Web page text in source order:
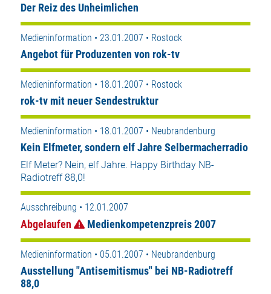
Der Reiz des Unheimlichen
Medieninformation • 23.01.2007 • Rostock
Angebot für Produzenten von rok-tv
Medieninformation • 18.01.2007 • Rostock
rok-tv mit neuer Sendestruktur
Medieninformation • 18.01.2007 • Neubrandenburg
Kein Elfmeter, sondern elf Jahre Selbermacherradio
Elf Meter? Nein, elf Jahre. Happy Birthday NB-
Radiotreff 88,0!
Ausschreibung • 12.01.2007
Abgelaufen Medienkompetenzpreis 2007
Medieninformation • 05.01.2007 • Neubrandenburg
Ausstellung "Antisemitismus" bei NB-Radiotreff
88,0